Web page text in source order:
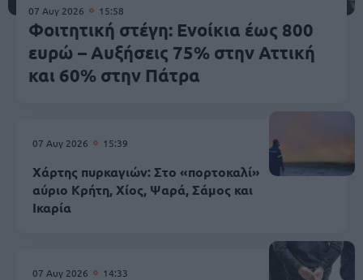
07 Αυγ 2026 15:58
Φοιτητική στέγη: Ενοίκια έως 800
ευρώ – Αυξήσεις 75% στην Αττική
και 60% στην Πάτρα
07 Αυγ 2026 15:39
Χάρτης πυρκαγιών: Στο «πορτοκαλί»
αύριο Κρήτη, Χίος, Ψαρά, Σάμος και
Ικαρία
07 Αυγ 2026 14:33